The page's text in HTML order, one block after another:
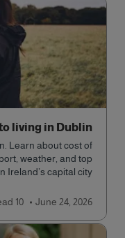
living in Dublin
Learn about cost of
weather, and top
Ireland’s capital city.
June 24, 2026
10 min